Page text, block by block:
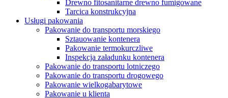
Drewno fitosanitarne drewno fumigowane
Tarcica konstrukcyjna
Usługi pakowania
Pakowanie do transportu morskiego
Sztauowanie kontenera
Pakowanie termokurczliwe
Inspekcja załadunku kontenera
Pakowanie do transportu lotniczego
Pakowanie do transportu drogowego
Pakowanie wielkogabarytowe
Pakowanie u klienta